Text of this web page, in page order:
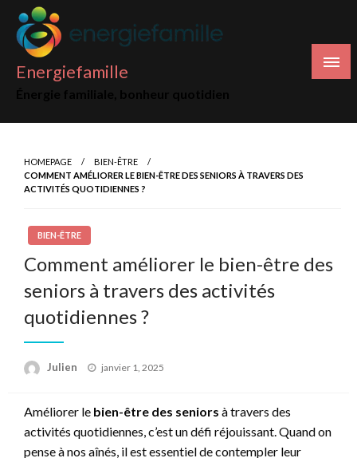
Skip
content
Energiefamille
HOMEPAGE
BIEN-ÊTRE
COMMENT AMÉLIORER LE BIEN-ÊTRE DES SENIORS À TRAVERS DES
ACTIVITÉS QUOTIDIENNES ?
BIEN-ÊTRE
Comment améliorer le bien-être des
seniors à travers des activités
quotidiennes ?
Julien
Posted
janvier 1, 2025
Améliorer le bien-être des seniors à travers des
activités quotidiennes, c’est un défi réjouissant. Quand on
pense à nos aînés, il est essentiel de contempler leur